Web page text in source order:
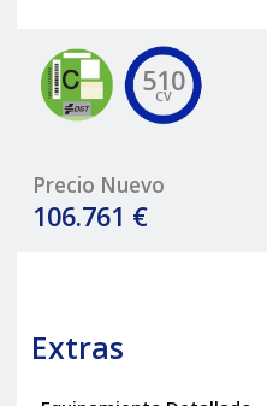
510
CV
Precio Nuevo
106.761 €
Extras